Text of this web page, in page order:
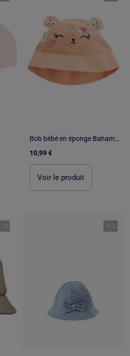
Bob bébé en éponge Bahamas
10,99 €
Voir le produit
/ 2 1 / 2